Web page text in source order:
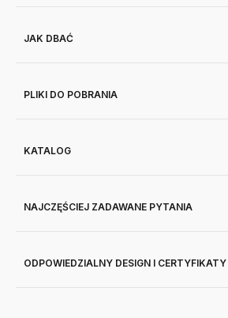
JAK DBAĆ
PLIKI DO POBRANIA
KATALOG
NAJCZĘŚCIEJ ZADAWANE PYTANIA
ODPOWIEDZIALNY DESIGN I CERTYFIKATY